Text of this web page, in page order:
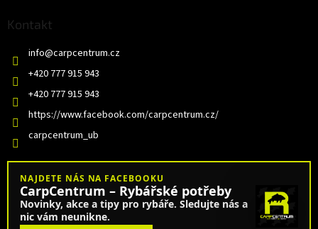
Kontakt
info@carpcentrum.cz
+420 777 915 943
+420 777 915 943
https://www.facebook.com/carpcentrum.cz/
carpcentrum_ub
NAJDETE NÁS NA FACEBOOKU
CarpCentrum – Rybářské potřeby
Novinky, akce a tipy pro rybáře. Sledujte nás a
nic vám neunikne.